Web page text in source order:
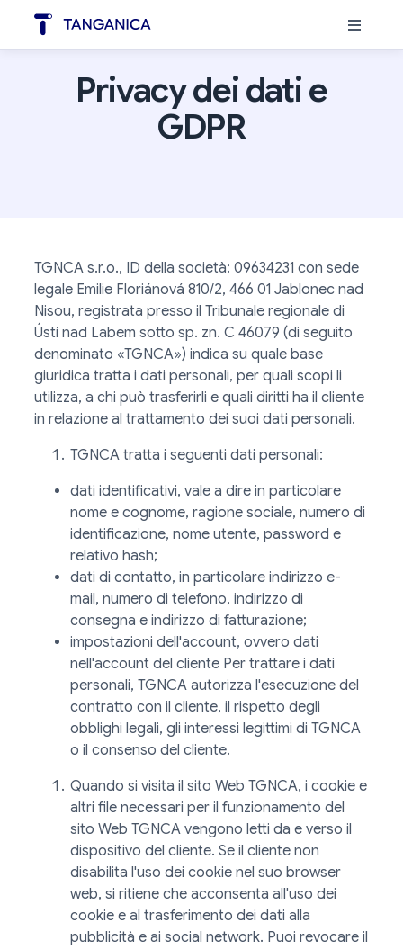
Privacy dei dati e
GDPR
TGNCA s.r.o., ID della società: 09634231 con sede
legale Emilie Floriánová 810/2, 466 01 Jablonec nad
Nisou, registrata presso il Tribunale regionale di
Ústí nad Labem sotto sp. zn. C 46079 (di seguito
denominato «TGNCA») indica su quale base
giuridica tratta i dati personali, per quali scopi li
utilizza, a chi può trasferirli e quali diritti ha il cliente
in relazione al trattamento dei suoi dati personali.
TGNCA tratta i seguenti dati personali:
dati identificativi, vale a dire in particolare
nome e cognome, ragione sociale, numero di
identificazione, nome utente, password e
relativo hash;
dati di contatto, in particolare indirizzo e-
mail, numero di telefono, indirizzo di
consegna e indirizzo di fatturazione;
impostazioni dell'account, ovvero dati
nell'account del cliente Per trattare i dati
personali, TGNCA autorizza l'esecuzione del
contratto con il cliente, il rispetto degli
obblighi legali, gli interessi legittimi di TGNCA
o il consenso del cliente.
Quando si visita il sito Web TGNCA, i cookie e
altri file necessari per il funzionamento del
sito Web TGNCA vengono letti da e verso il
dispositivo del cliente. Se il cliente non
disabilita l'uso dei cookie nel suo browser
web, si ritiene che acconsenta all'uso dei
cookie e al trasferimento dei dati alla
pubblicità e ai social network. Puoi revocare il